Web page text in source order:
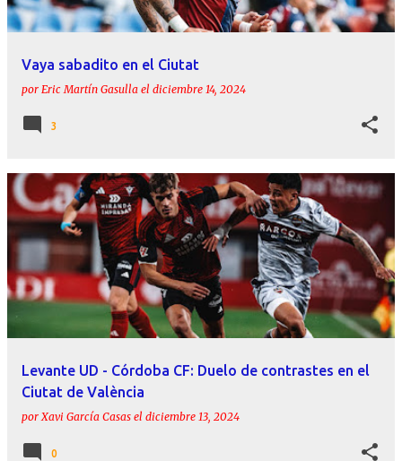
Vaya sabadito en el Ciutat
por Eric Martín Gasulla el diciembre 14, 2024
3
Levante UD - Córdoba CF: Duelo de contrastes en el
Ciutat de València
porXavi García Casas el diciembre 13, 2024
0